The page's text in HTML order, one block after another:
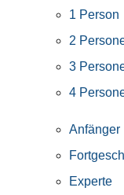
1 Person
2
3
4
Anfänger
Experte